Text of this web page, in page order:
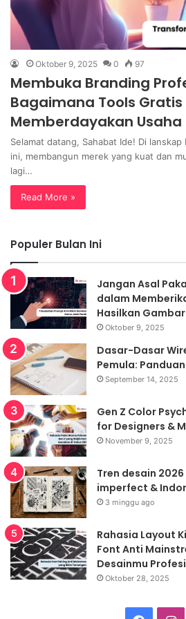
Oktober 9, 2025 0 97
Membuka Branding
Bagaimana Tools Gratis
Memberdayakan Usaha
Selamat datang, Sahabat Ide! Di
ini, membangun merek yang kuat dan
lagi…
Read More »
Populer Bulan Ini
Jangan Asal
dalam
Hasilkan
Oktober 9, 2025
Dasar-Dasar
Pemula:
September 14, 2025
Gen Z Color
for Designers &
November 9, 2025
Tren desain
imperfect &
3 minggu ago
Rahasia Layout
Font Anti
Desainmu
Oktober 28, 2025